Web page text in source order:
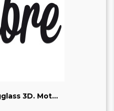
3D. Mot...